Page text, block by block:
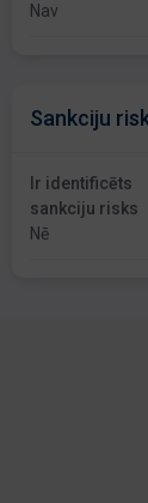
Nav
Sankciju
Ir identificēts
sankciju risks
Nē